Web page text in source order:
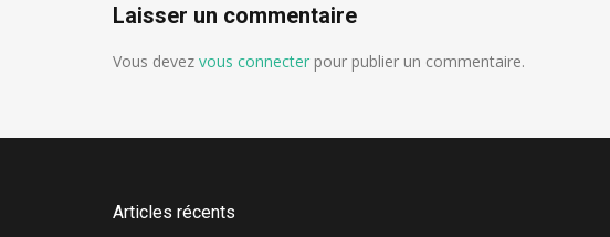
Laisser un commentaire
Vous devez vous connecter pour publier un commentaire.
Articles récents